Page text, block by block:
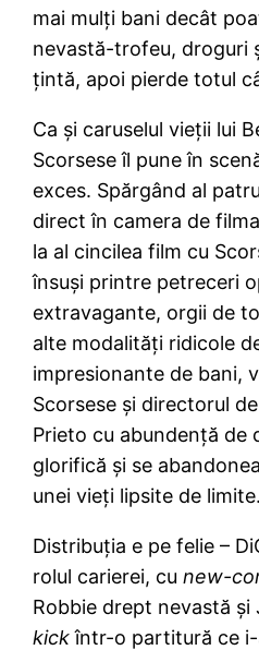
mai mulţi bani decât
nevastă-trofeu, droguri
ţintă, apoi pierde totul
Ca şi caruselul vieţii lui
Scorsese îl pune în
exces. Spărgând al
direct în camera de
la al cincilea film cu
însuşi printre petreceri
extravagante, orgii de
alte modalităţi ridicole
impresionante de bani,
Scorsese şi directorul
Prieto cu abundenţă de
glorifică şi se
unei vieţi lipsite de limite.
Distribuţia e pe felie –
rolul carierei, cunew-
Robbie drept nevastă
kickîntr-o partitură ce